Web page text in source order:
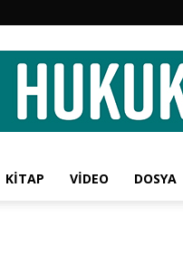
KİTAP VİDEO DOSYA